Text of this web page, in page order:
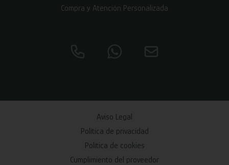
Compra y Atención Personalizada
Aviso Legal
Política de privacidad
Política de cookies
Cumplimiento del proveedor